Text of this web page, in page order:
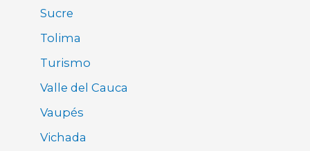
Sucre
Tolima
Turismo
Valle del Cauca
Vaupés
Vichada